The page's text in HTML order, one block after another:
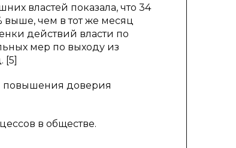
властей показала, что 34
выше, чем в тот же месяц
действий власти по
мер по выходу из
[5]
повышения доверия
в обществе.